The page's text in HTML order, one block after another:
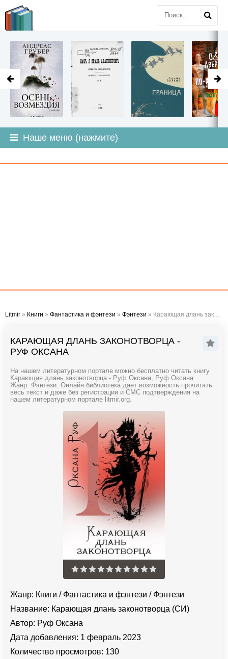
Наше меню (нажмите)
Litmir » Книги » Фантастика и фэнтези » Фэнтези » Карающая длань законотворца - Руф Оксана
КАРАЮЩАЯ ДЛАНЬ ЗАКОНОТВОРЦА -
РУФ ОКСАНА
На нашем литературном портале можно бесплатно читать книгу
Карающая длань законотворца - Руф Оксана, Руф Оксана .
Жанр: Фэнтези. Онлайн библиотека дает возможность прочитать
весь текст и даже без регистрации и СМС подтверждения на
нашем литературном портале litmir.org.
Жанр: Книги / Фантастика и фэнтези / Фэнтези
Название: Карающая длань законотворца (СИ)
Автор: Руф Оксана
Дата добавления: 1 февраль 2023
Количество просмотров: 130
LITMIR.ORG